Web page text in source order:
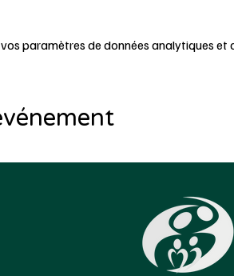
paramètres de données analytiques et